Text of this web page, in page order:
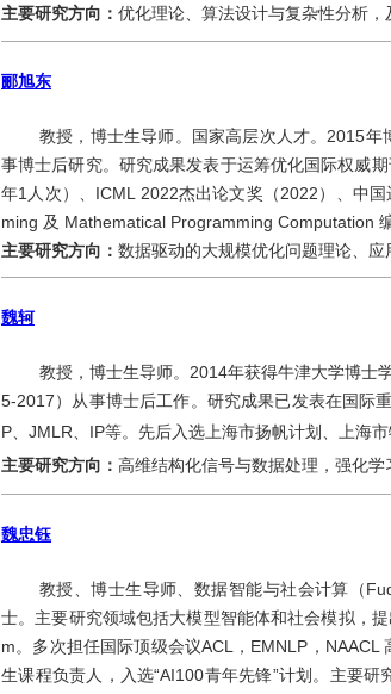
主要研究方向： 优化理论、算法设计与复杂性分析，
郦旭东
教授，博士生导师。国家高层次人才。2015
事博士后研究。研究成果发表于运筹优化国际权威
年1人次）、ICML 2022杰出论文奖（2022）、中
ming 及 Mathematical Programming Computation 编
主要研究方向： 数据驱动的大规模优化问题理论、应
魏轲
教授，博士生导师。2014年获得牛津大学博士
5-2017）从事博士后工作。研究成果已发表在国际
P、JMLR、IP等。先后入选上海市扬帆计划、上海
主要研究方向： 高维结构化信号与数据处理，强化学
魏忠钰
教授、博士生导师、数据智能与社会计算（
士。主要研究领域包括大模型智能体和社会模拟，
m。多次担任国际顶级会议ACL，EMNLP，
生课程负责人，入选“AI100青年先锋”计划。主要